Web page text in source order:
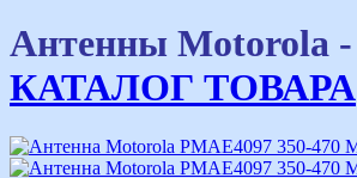
Антенны Motorola -
КАТАЛОГ ТОВАРА